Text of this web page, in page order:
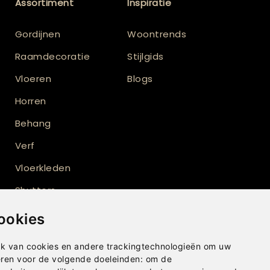
van cookies en andere trackingtechnologieën om uw
voor de volgende doeleinden: om de
Assortiment
Gordijnen
Raamdecoratie
Vloeren
Horren
Behang
Verf
Vloerkleden
Shutters
Inspiratie
Woontrends
Stijlgids
Blogs